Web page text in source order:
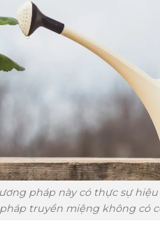
pháp này có thực sự
truyền miệng không có